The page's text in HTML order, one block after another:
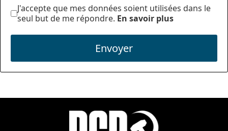
J'accepte que mes données soient utilisées dans le
seul but de me répondre. En savoir plus
Envoyer